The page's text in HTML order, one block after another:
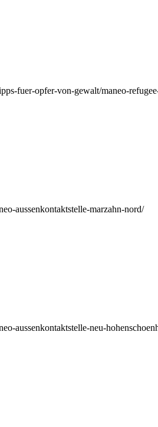
fuer-opfer-von-gewalt/maneo-
aussenkontaktstelle-marzahn-nord/
aussenkontaktstelle-neu-